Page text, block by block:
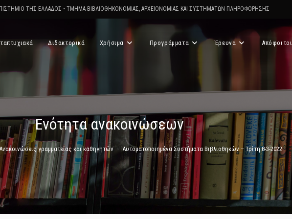
ΤΗΣ ΕΛΛΑΔΟΣ • ΤΜΗΜΑ ΒΙΒΛΙΟΘΗΚΟΝΟΜΙΑΣ, ΑΡΧΕΙΟΝΟΜΙΑΣ ΚΑΙ ΣΥΣΤΗΜΑΤΩΝ ΠΛΗΡΟΦΟΡΗΣΗΣ
Διδακτορικά Χρήσιμα Προγράμματα Έρευνα Απόφοιτοι
Ενότητα ανακοινώσεων
γραμματείας και καθηγητών > Αυτοματοποιημένα Συστήματα Βιβλιοθηκών – Τρίτη 8-3-2022